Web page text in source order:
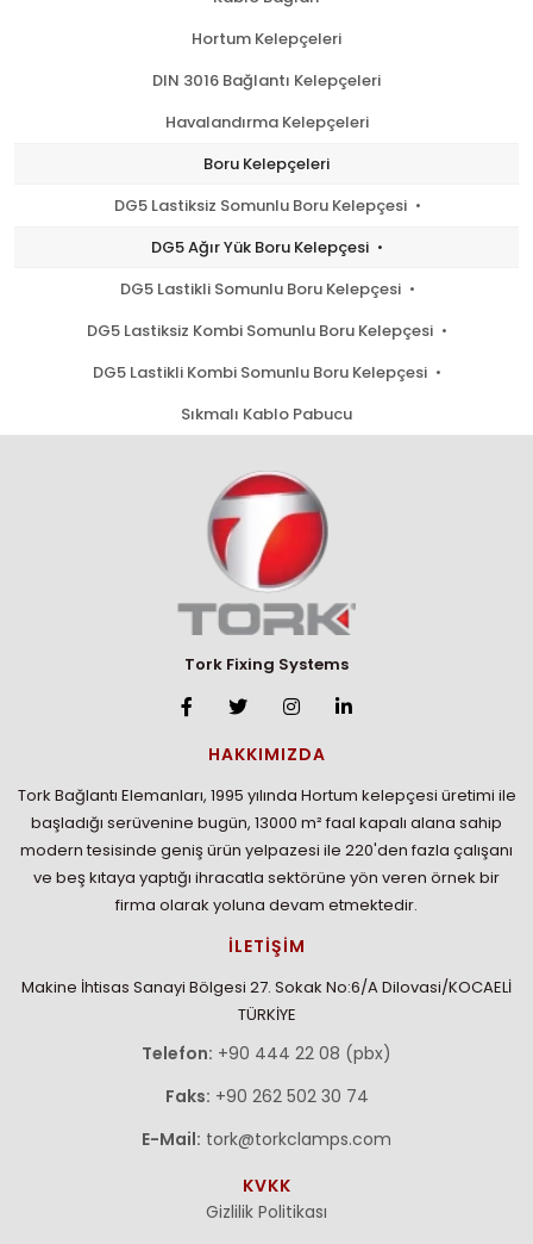
Hortum Kelepçeleri
DIN 3016 Bağlantı Kelepçeleri
Havalandırma Kelepçeleri
Boru Kelepçeleri
DG5 Lastiksiz Somunlu Boru Kelepçesi
DG5 Ağır Yük Boru Kelepçesi
DG5 Lastikli Somunlu Boru Kelepçesi
DG5 Lastiksiz Kombi Somunlu Boru Kelepçesi
DG5 Lastikli Kombi Somunlu Boru Kelepçesi
Sıkmalı Kablo Pabucu
Tork Fixing Systems
HAKKIMIZDA
Tork Bağlantı Elemanları, 1995 yılında Hortum kelepçesi üretimi ile
başladığı serüvenine bugün, 13000 m² faal kapalı alana sahip
modern tesisinde geniş ürün yelpazesi ile 220'den fazla çalışanı
ve beş kıtaya yaptığı ihracatla sektörüne yön veren örnek bir
firma olarak yoluna devam etmektedir.
İLETİŞİM
Makine İhtisas Sanayi Bölgesi 27. Sokak No:6/A Dilovasi/KOCAELİ
TÜRKİYE
Telefon: +90 444 22 08 (pbx)
Faks: +90 262 502 30 74
E-Mail: tork@torkclamps.com
KVKK
Gizlilik Politikası